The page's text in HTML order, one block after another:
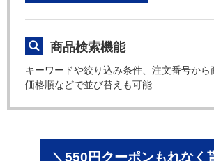
商品検索機能
キーワードや絞り込み条件、注文番号から
価格順などで並び替えも可能
＼550円クーポンもれなく